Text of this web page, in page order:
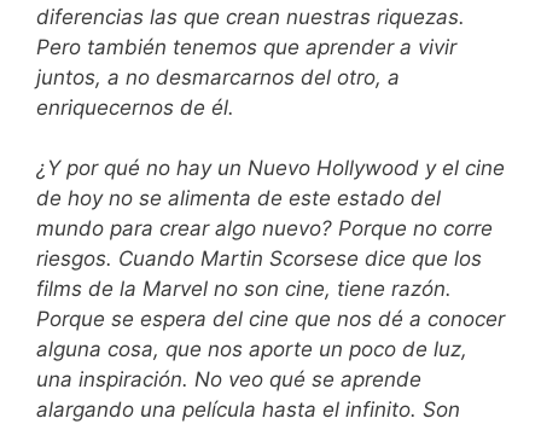
diferencias las que crean nuestras riquezas.
Pero también tenemos que aprender a vivir
juntos, a no desmarcarnos del otro, a
enriquecernos de él.
¿Y por qué no hay un Nuevo Hollywood y el cine
de hoy no se alimenta de este estado del
mundo para crear algo nuevo? Porque no corre
riesgos. Cuando Martin Scorsese dice que los
films de la Marvel no son cine, tiene razón.
Porque se espera del cine que nos dé a conocer
alguna cosa, que nos aporte un poco de luz,
una inspiración. No veo qué se aprende
alargando una película hasta el infinito. Son